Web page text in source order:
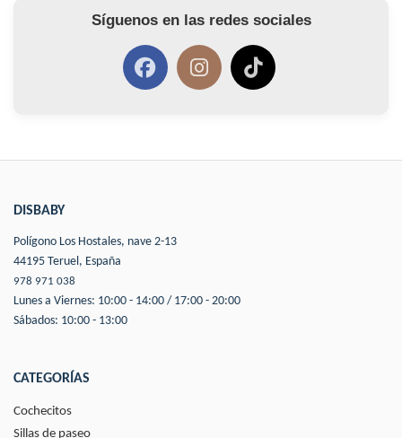
Síguenos en las redes sociales
DISBABY
Polígono Los Hostales, nave 2-13
44195 Teruel, España
978 971 038
Lunes a Viernes: 10:00 - 14:00 / 17:00 - 20:00
Sábados: 10:00 - 13:00
CATEGORÍAS
Cochecitos
Sillas de paseo